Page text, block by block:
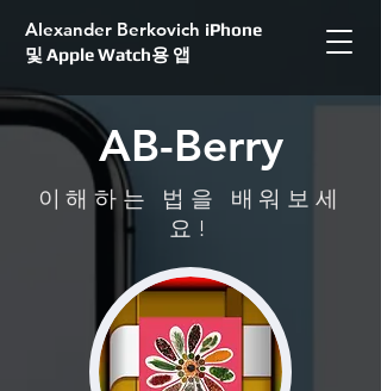
Alexander Berkovich iPhone
및 Apple Watch용 앱
AB-Berry
이해하는 법을 배워보세
요!